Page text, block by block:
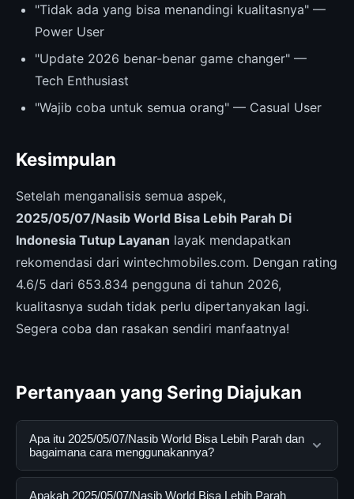
"Tidak ada yang bisa menandingi kualitasnya" —
Power User
"Update 2026 benar-benar game changer" —
Tech Enthusiast
"Wajib coba untuk semua orang" — Casual User
Kesimpulan
Setelah menganalisis semua aspek,
2025/05/07/Nasib World Bisa Lebih Parah Di
Indonesia Tutup Layanan layak mendapatkan
rekomendasi dari wintechmobiles.com. Dengan rating
4.6/5 dari 653.834 pengguna di tahun 2026,
kualitasnya sudah tidak perlu dipertanyakan lagi.
Segera coba dan rasakan sendiri manfaatnya!
Pertanyaan yang Sering Diajukan
Apa itu 2025/05/07/Nasib World Bisa Lebih Parah dan
bagaimana cara menggunakannya?
2025/05/07/Nasib World Bisa Lebih Parah adalah
Apakah 2025/05/07/Nasib World Bisa Lebih Parah